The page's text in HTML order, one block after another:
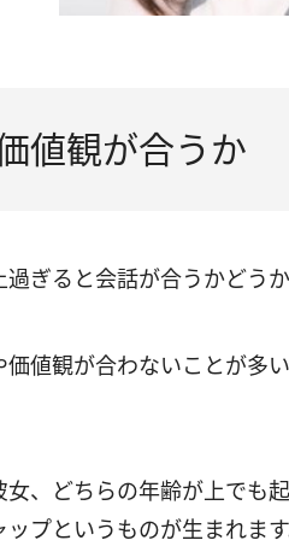
値観が合うか
過ぎると会話が合うかどう
価値観が合わないことが多
女、どちらの年齢が上でも
ップというものが生まれま